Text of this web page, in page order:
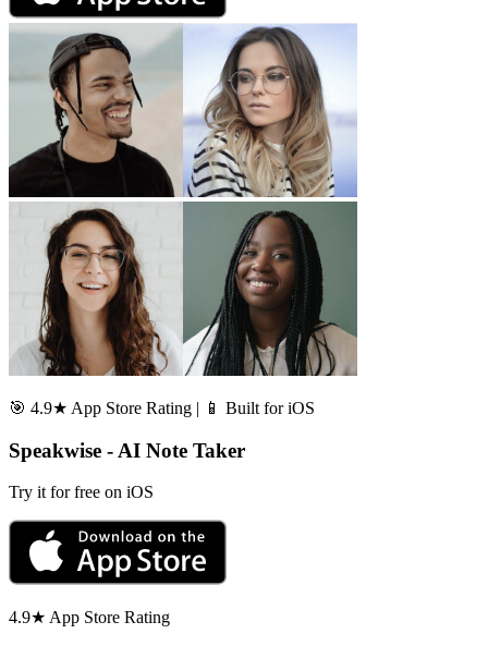
🎯 4.9★ App Store Rating | 📱 Built for iOS
Speakwise - AI Note Taker
Try it for free on iOS
4.9★ App Store Rating